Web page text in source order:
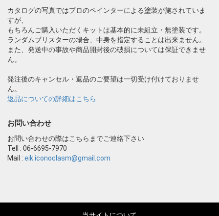
カタログの写真ではプロのペインターによる塗装が施されていま
すが、
もちろんご購入いただくキットは基本的に未組立・無塗装です。
ランダムブリスターの場合、中身を指定することは出来ません。
また、発送中の事故や商品開封後の破損については保証できませ
ん。
発注後のキャンセル・返品のご要望は一切受け付けておりませ
ん。
返品についての詳細はこちら
お問い合わせ
お問い合わせの際はこちらまでご連絡下さい
Tell : 06-6695-7970
Mail : eik.iconoclasm@gmail.com